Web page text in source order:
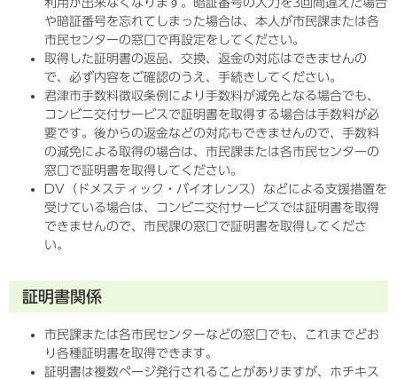
や暗証番号を忘れてしまった場合は、本人が市民課または各
市民センターの窓口で再設定をしてください。
取得した証明書の返品、交換、返金の対応はできませんの
で、必ず内容をご確認のうえ、手続きしてください。
君津市手数料徴収条例により手数料が減免となる場合でも、
コンビニ交付サービスで証明書を取得する場合は手数料が必
要です。後からの返金などの対応もできませんので、手数料
の減免による取得の場合は、市民課または各市民センターの
窓口で証明書を取得してください。
DV（ドメスティック・バイオレンス）などによる支援措置を
受けている場合は、コンビニ交付サービスでは証明書を取得
できませんので、市民課の窓口で証明書を取得してくださ
い。
証明書関係
市民課または各市民センターなどの窓口でも、これまでどお
り各種証明書を取得できます。
証明書は複数ページ発行されることがありますが、ホチキス